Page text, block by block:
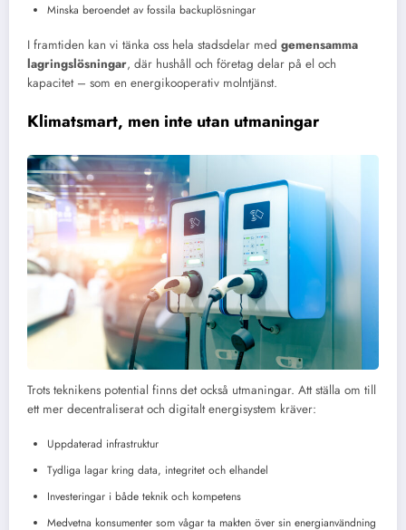
Minska beroendet av fossila backuplösningar
I framtiden kan vi tänka oss hela stadsdelar med gemensamma
lagringslösningar, där hushåll och företag delar på el och
kapacitet – som en energikooperativ molntjänst.
Klimatsmart, men inte utan utmaningar
Trots teknikens potential finns det också utmaningar. Att ställa om till
ett mer decentraliserat och digitalt energisystem kräver:
Uppdaterad infrastruktur
Tydliga lagar kring data, integritet och elhandel
Investeringar i både teknik och kompetens
Medvetna konsumenter som vågar ta makten över sin energianvändning